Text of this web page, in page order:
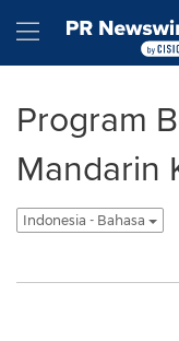
Hamburger
Program
Mandarin
Indonesia - Bahasa